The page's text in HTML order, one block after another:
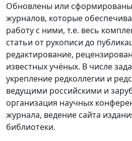
Обновлены или
журналов, которые
работу с ними, т.е. весь
статьи от рукописи до
редактирование,
известных учёных. В числе
укрепление редколлегии и
ведущими российскими и
организация научных
журнала, ведение сайта
библиотеки.